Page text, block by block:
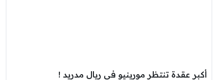
أكبر عقدة تنتظر مورينيو في ريال مدريد !